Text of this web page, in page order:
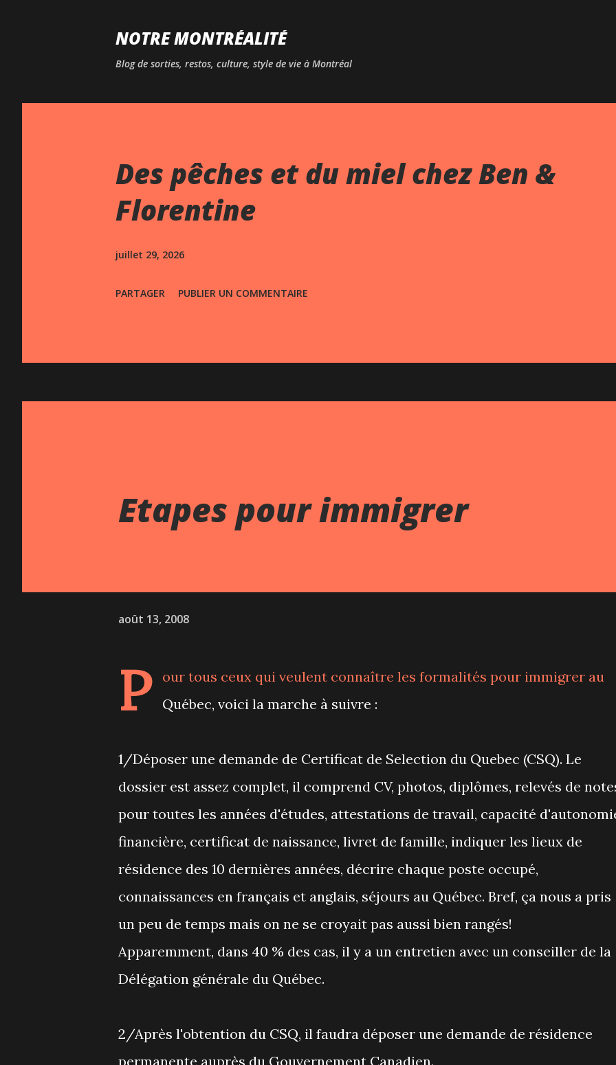
NOTRE MONTRÉALITÉ
Blog de sorties, restos, culture, style de vie à Montréal
Des pêches et du miel chez Ben &
Florentine
juillet 29, 2026
PARTAGER PUBLIER UN COMMENTAIRE
Etapes pour immigrer
août 13, 2008
P
our tous ceux qui veulent connaître les formalités pour immigrer au
Québec, voici la marche à suivre :
1/Déposer une demande de Certificat de Selection du Quebec (CSQ). Le
dossier est assez complet, il comprend CV, photos, diplômes, relevés de
pour toutes les années d'études, attestations de travail, capacité
financière, certificat de naissance, livret de famille, indiquer les lieux de
résidence des 10 dernières années, décrire chaque poste occupé,
connaissances en français et anglais, séjours au Québec. Bref, ça nous a pris
un peu de temps mais on ne se croyait pas aussi bien rangés!
Apparemment, dans 40 % des cas, il y a un entretien avec un conseiller de la
Délégation générale du Québec.
2/Après l'obtention du CSQ, il faudra déposer une demande de résidence
permanente auprès du Gouvernement Canadien.